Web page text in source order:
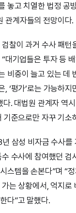
놓고 치열한 법정 공
관계자들의 전망이다.
찰이 과거 수사 패턴
대기업들은 투자 등
비중이 늘고 있는 데
평가’로는 가능하지
. 대법원 관계자 역
준으로만 자꾸 기소
삼성 비자금 수사를
수사에 참여했던 검
스템을 손본다”며 “
는 상황에서, 억지로
다”고 말했다.